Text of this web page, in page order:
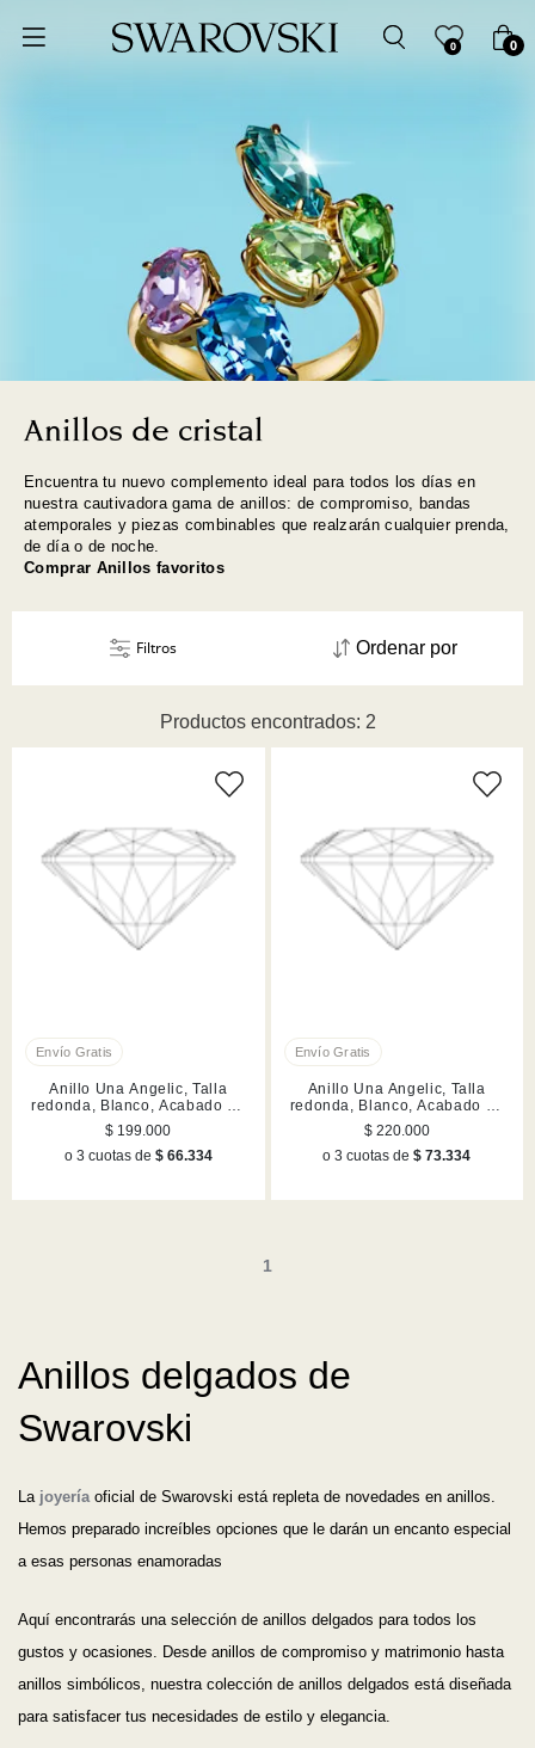
0 0
Anillos de cristal
Encuentra tu nuevo complemento ideal para todos los días en
nuestra cautivadora gama de anillos: de compromiso, bandas
atemporales y piezas combinables que realzarán cualquier prenda,
de día o de noche.
Comprar Anillos favoritos
Productos encontrados: 2
Ordenar por
Ordenar por
Fecha de lanzamiento
Mejor descuento
Filtros
Anillo Una Angelic, Talla
redonda, Blanco, Acabado en
rodio
$ 199.000
o 3 cuotas de $ 66.334
Anillo Una Angelic, Talla
redonda, Blanco, Acabado en
tono oro rosa
$ 220.000
o 3 cuotas de$ 73.334
1
Anillos delgados de
Swarovski
La joyería oficial de Swarovski está repleta de novedades en anillos.
Hemos preparado increíbles opciones que le darán un encanto especial
a esas personas enamoradas
Aquí encontrarás una selección de anillos delgados para todos los
gustos y ocasiones. Desde anillos de compromiso y matrimonio hasta
anillos simbólicos, nuestra colección de anillos delgados está diseñada
para satisfacer tus necesidades de estilo y elegancia.